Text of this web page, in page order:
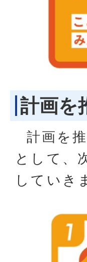
計画を
計画を
として、
していき